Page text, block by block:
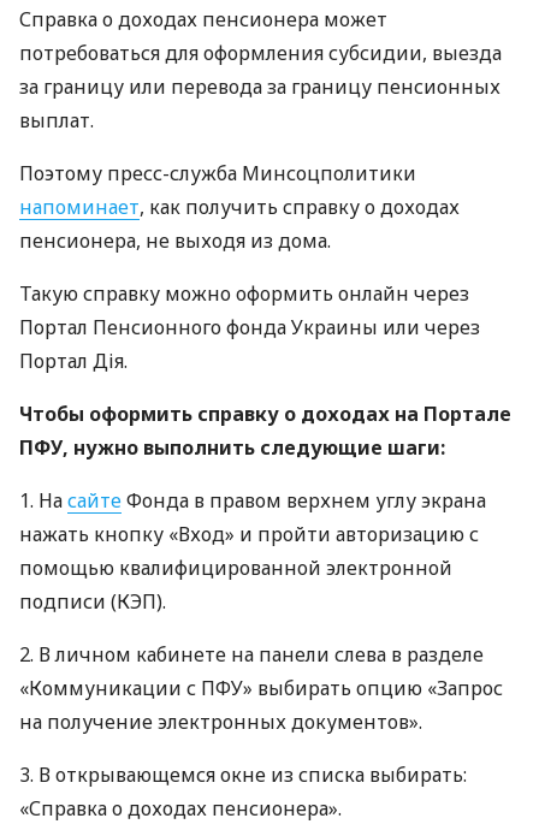
Справка о доходах пенсионера может
потребоваться для оформления субсидии, выезда
за границу или перевода за границу пенсионных
выплат.
Поэтому пресс-служба Минсоцполитики
напоминает, как получить справку о доходах
пенсионера, не выходя из дома.
Такую справку можно оформить онлайн через
Портал Пенсионного фонда Украины или через
Портал Дія.
Чтобы оформить справку о доходах на Портале
ПФУ, нужно выполнить следующие шаги:
1. НасайтеФонда в правом верхнем углу экрана
нажать кнопку «Вход» и пройти авторизацию с
помощью квалифицированной электронной
подписи (КЭП).
2. В личном кабинете на панели слева в разделе
«Коммуникации с ПФУ» выбирать опцию «Запрос
на получение электронных документов».
3. В открывающемся окне из списка выбирать:
«Справка о доходах пенсионера».